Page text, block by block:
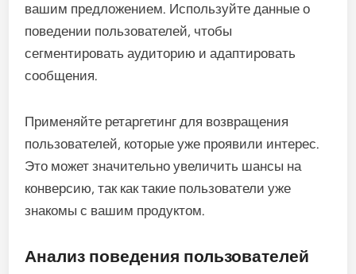
вашим предложением. Используйте данные о
поведении пользователей, чтобы
сегментировать аудиторию и адаптировать
сообщения.
Применяйте ретаргетинг для возвращения
пользователей, которые уже проявили интерес.
Это может значительно увеличить шансы на
конверсию, так как такие пользователи уже
знакомы с вашим продуктом.
Анализ поведения пользователей